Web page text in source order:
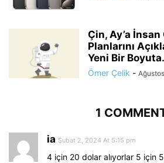
Çin, Ay’a
Planlarını
Yeni Bir
Ömer Çelik -
1
ia Şubat 2, 2024 At 5:15 pm
4 için 20 dolar alıyorlar 5 için